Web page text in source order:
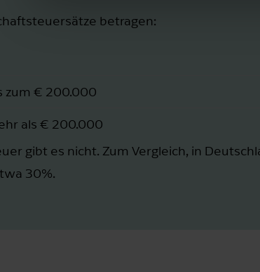
betragen:
zum € 200.000
als € 200.000
gibt es nicht. Zum Vergleich, in
30%.